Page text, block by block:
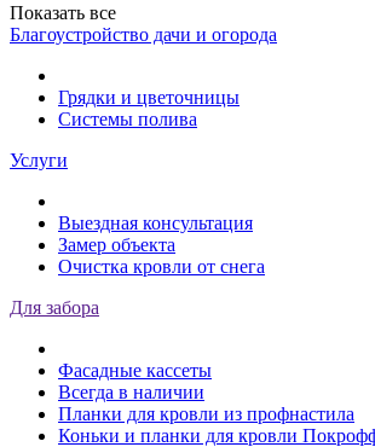
Показать все
Благоустройство дачи и огорода
Грядки и цветочницы
Системы полива
Услуги
Выездная консультация
Замер объекта
Очистка кровли от снега
Для забора
Фасадные кассеты
Всегда в наличии
Планки для кровли из профнастила
Коньки и планки для кровли